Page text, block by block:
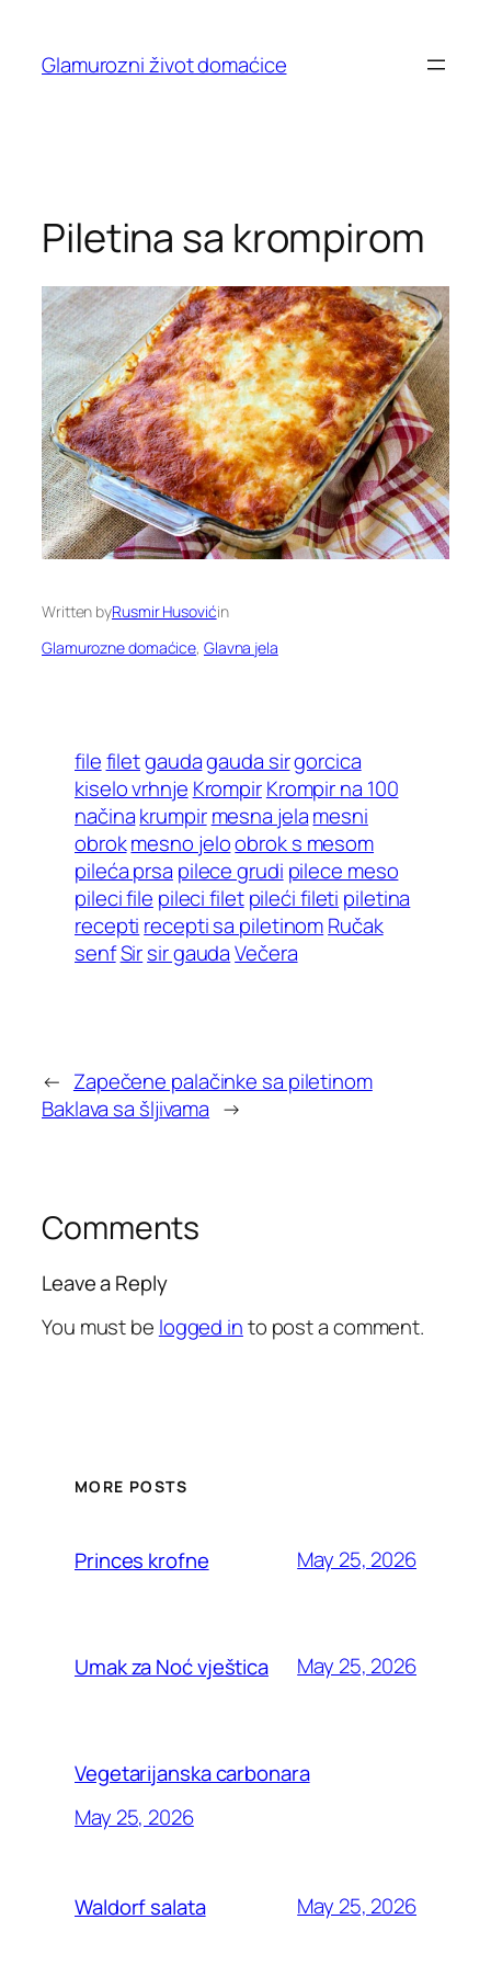
content
Glamurozni život domaćice
Piletina sa krompirom
Written byRusmir Husovićin
Glamurozne domaćice, Glavna jela
filefiletgaudagauda sirgorcica
kiselo vrhnje KrompirKrompir na 100
načinakrumpir mesna jelamesni
obrokmesno jeloobrok s mesom
pileća prsa pilece grudi pilece meso
pileci file pileci filet pileći fileti piletina
recepti recepti sa piletinomRučak
senfSirsir gaudaVečera
← Zapečene palačinke sa piletinom
Baklava sa šljivama →
Comments
Leave a Reply
You must be logged into post a comment.
MORE POSTS
Princes krofne May 25, 2026
Umak za Noć vještica May 25, 2026
Vegetarijanska carbonara
May 25, 2026
Waldorf salata May 25, 2026